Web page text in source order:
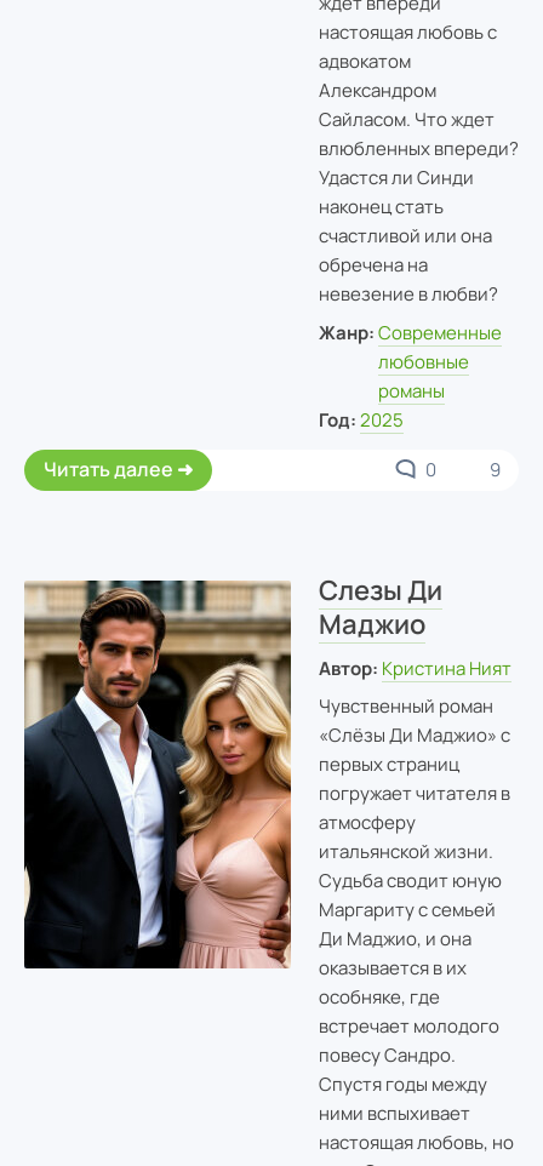
настоящая любовь с
адвокатом
Александром
Сайласом. Что ждет
влюбленных впереди?
Удастся ли Синди
наконец стать
счастливой или она
обречена на
невезение в любви?
Жанр: Современные
любовные
романы
Год: 2025
Читать далее 0 9
Слезы Ди
Маджио
Автор: Кристина Ният
Чувственный роман
«Слёзы Ди Маджио» с
первых страниц
погружает читателя в
атмосферу
итальянской жизни.
Судьба сводит юную
Маргариту с семьей
Ди Маджио, и она
оказывается в их
особняке, где
встречает молодого
повесу Сандро.
Спустя годы между
ними вспыхивает
настоящая любовь, но